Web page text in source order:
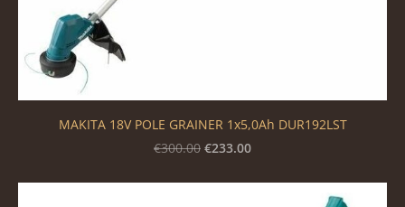
MAKITA 18V POLE GRAINER 1x5,0Ah DUR192LST
€300.00 €233.00